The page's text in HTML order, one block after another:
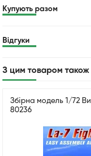
Купують разом
Відгуки
З цим товаром
Збірна модель 1/72
80236